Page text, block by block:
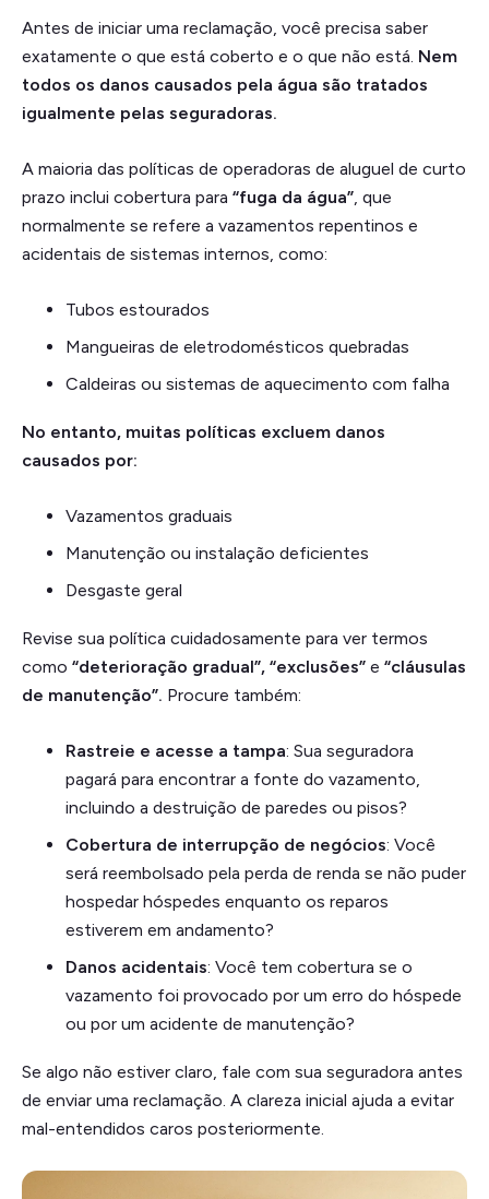
Antes de iniciar uma reclamação, você precisa saber
exatamente o que está coberto e o que não está. Nem
todos os danos causados pela água são tratados
igualmente pelas seguradoras.
A maioria das políticas de operadoras de aluguel de curto
prazo inclui cobertura para “fuga da água”, que
normalmente se refere a vazamentos repentinos e
acidentais de sistemas internos, como:
Tubos estourados
Mangueiras de eletrodomésticos quebradas
Caldeiras ou sistemas de aquecimento com falha
No entanto, muitas políticas excluem danos
causados por:
Vazamentos graduais
Manutenção ou instalação deficientes
Desgaste geral
Revise sua política cuidadosamente para ver termos
como “deterioração gradual”, “exclusões” e “cláusulas
de manutenção”. Procure também:
Rastreie e acesse a tampa: Sua seguradora
pagará para encontrar a fonte do vazamento,
incluindo a destruição de paredes ou pisos?
Cobertura de interrupção de negócios: Você
será reembolsado pela perda de renda se não puder
hospedar hóspedes enquanto os reparos
estiverem em andamento?
Danos acidentais: Você tem cobertura se o
vazamento foi provocado por um erro do hóspede
ou por um acidente de manutenção?
Se algo não estiver claro, fale com sua seguradora antes
de enviar uma reclamação. A clareza inicial ajuda a evitar
mal-entendidos caros posteriormente.